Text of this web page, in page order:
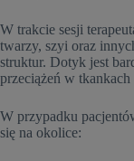
W trakcie sesji
twarzy, szyi oraz
struktur. Dotyk jest
przeciążeń w
W przypadku
się na okolice: